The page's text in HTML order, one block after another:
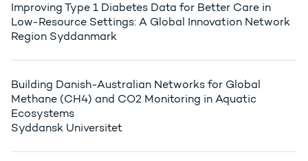
Improving Type 1 Diabetes Data for Better Care in
Low-Resource Settings: A Global Innovation Network
Region Syddanmark
Building Danish-Australian Networks for Global
Methane (CH4) and CO2 Monitoring in Aquatic
Ecosystems
Syddansk Universitet